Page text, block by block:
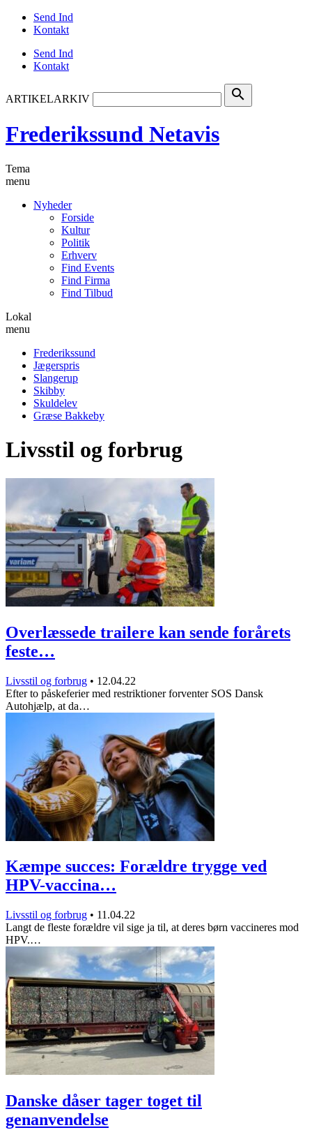
Send Ind
Kontakt
Send Ind
Kontakt
ARTIKELARKIV search
Frederikssund Netavis
Tema
menu
Nyheder
Forside
Kultur
Politik
Erhverv
Find Events
Find Firma
Find Tilbud
Lokal
menu
Frederikssund
Jægerspris
Slangerup
Skibby
Skuldelev
Græse Bakkeby
Livsstil og forbrug
Overlæssede trailere kan sende forårets
feste…
Livsstil og forbrug • 12.04.22
Efter to påskeferier med restriktioner forventer SOS Dansk
Autohjælp, at da…
Kæmpe succes: Forældre trygge ved
HPV-vaccina…
Livsstil og forbrug • 11.04.22
Langt de fleste forældre vil sige ja til, at deres børn vaccineres mod
HPV.…
Danske dåser tager toget til
genanvendelse